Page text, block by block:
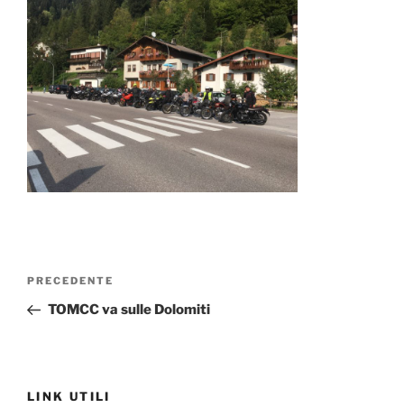
Navigazione
Articolo
precedente:
PRECEDENTE
TOMCC va sulle Dolomiti
LINK UTILI